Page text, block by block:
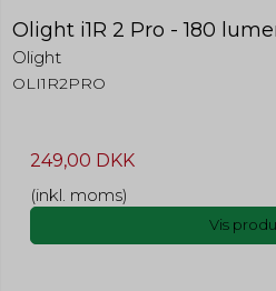
Olight i1R 2 Pro - 180
Olight
OLI1R2PRO
249,00 DKK
(inkl. moms)
Vis